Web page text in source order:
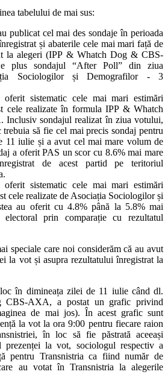
tabelului de mai sus:
publicat cel mai des sondaje în perioada
și abaterile cele mai mari față de
la alegeri (IPP & Whatch Dog & CBS-
plus sondajul “After Poll” din ziua
Sociologilor și Demografilor - 3
oferit sistematic cele mai mari estimări
cele realizate în formula IPP & Whatch
sondajul realizat în ziua votului,
trebuia să fie cel mai precis sondaj pentru
11 iulie și a avut cel mai mare volum de
a oferit PAS un scor cu 8.6% mai mare
de acest partid pe teritoriul
oferit sistematic cele mai mari estimări
cele realizate de Asociația Sociologilor și
au oferit cu 4.8% până la 5.8% mai
prin comparație cu rezultatul
speciale care noi considerăm că au avut
la vot și asupra rezultatului înregistrat la
în dimineața zilei de 11 iulie când dl.
CBS-AXA, a postat un grafic privind
de mai jos). În acest grafic sunt
la vot la ora 9:00 pentru fiecare raion
în loc să fie păstrată aceeași
prezenței la vot, sociologul respectiv a
pentru Transnistria ca fiind număr de
au votat în Transnistria la alegerile